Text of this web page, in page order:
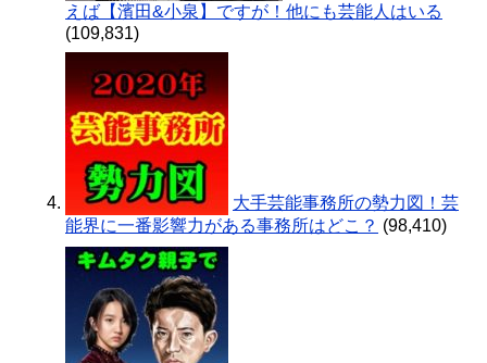
えば【濱田&小泉】ですが！他にも芸能人はいる
(109,831)
大手芸能事務所の勢力図！芸
能界に一番影響力がある事務所はどこ？ (98,410)